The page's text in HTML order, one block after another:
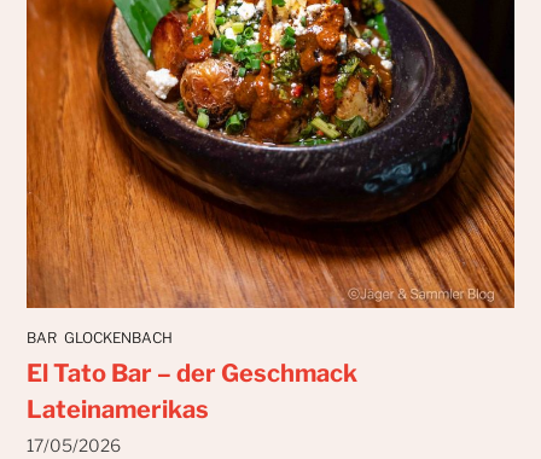
BAR GLOCKENBACH
El Tato Bar – der Geschmack
Lateinamerikas
17/05/2026